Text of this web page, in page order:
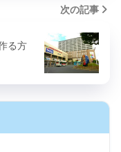
次の記事
る方